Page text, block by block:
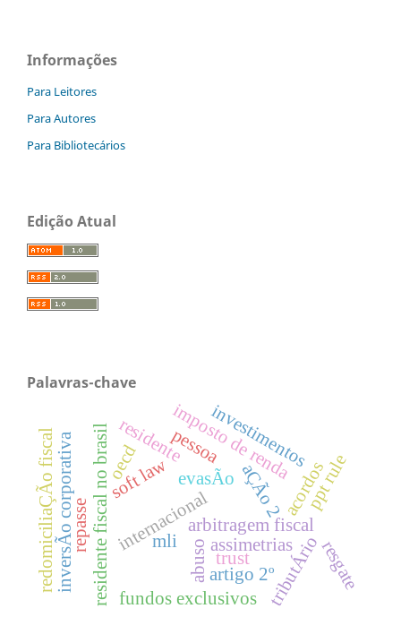
Informações
Para Leitores
Para Autores
Para Bibliotecários
Edição Atual
Palavras-chave
soft law
residente fiscal no brasil assimetrias
arbitragem fiscal
aÇÃo 2
tributÁrio
internacional acordos
abuso
evasÃo
trust
imposto de rendappt rule
mli
oecd investimentos
fundos exclusivos
resgate
repasse
pessoa
residente
artigo 2º
inversÃo corporativa
redomiciliaÇÃo fiscal